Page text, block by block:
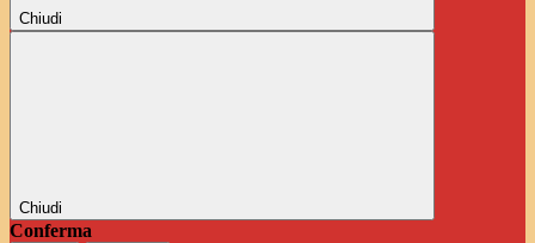
Chiudi
Chiudi
Conferma